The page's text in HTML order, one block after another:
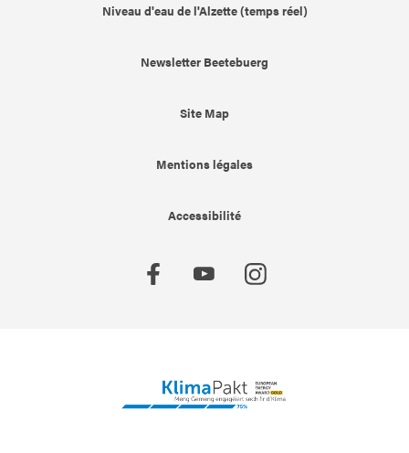
Niveau d'eau de l'Alzette (temps réel)
Newsletter Beetebuerg
Site Map
Mentions légales
Accessibilité